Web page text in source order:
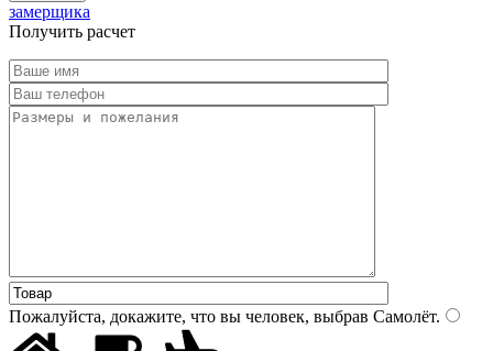
замерщика
Получить расчет
Пожалуйста, докажите, что вы человек, выбрав Самолёт.